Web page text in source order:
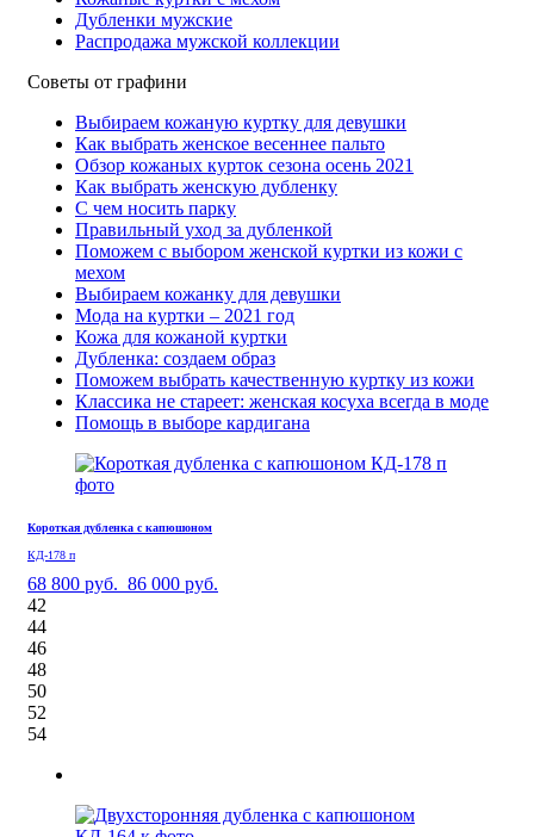
Дубленки мужские
Распродажа мужской коллекции
Советы от графини
Выбираем кожаную куртку для девушки
Как выбрать женское весеннее пальто
Обзор кожаных курток сезона осень 2021
Как выбрать женскую дубленку
С чем носить парку
Правильный уход за дубленкой
Поможем с выбором женской куртки из кожи с
мехом
Выбираем кожанку для девушки
Мода на куртки – 2021 год
Кожа для кожаной куртки
Дубленка: создаем образ
Поможем выбрать качественную куртку из кожи
Классика не стареет: женская косуха всегда в моде
Помощь в выборе кардигана
Короткая дубленка с капюшоном
КД-178 п
68 800 руб. 86 000 руб.
42
44
46
48
50
52
54